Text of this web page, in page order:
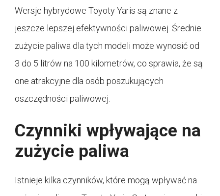
Wersje hybrydowe Toyoty Yaris są znane z
jeszcze lepszej efektywności paliwowej. Średnie
zużycie paliwa dla tych modeli może wynosić od
3 do 5 litrów na 100 kilometrów, co sprawia, że są
one atrakcyjne dla osób poszukujących
oszczędności paliwowej.
Czynniki wpływające na
zużycie paliwa
Istnieje kilka czynników, które mogą wpływać na